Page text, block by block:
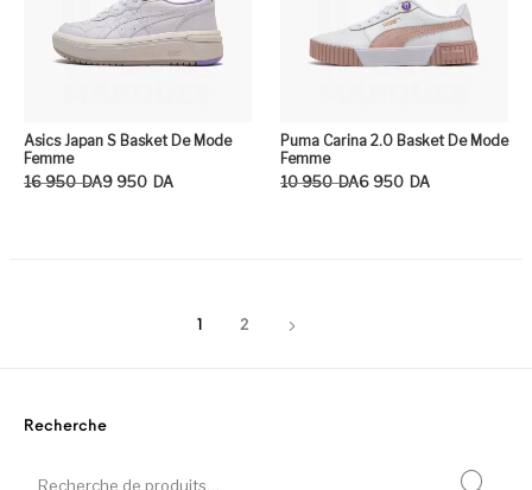
Asics Japan S Basket De Mode
Femme
16 950 DA
Le prix initial était : 16 950DA.
9 950 DA
Le prix actuel est : 9 950DA.
Puma Carina 2.0 Basket De Mode
Femme
10 950 DA
Le prix initial était : 10 950DA.
6 950 DA
Le prix actuel est : 6 950DA.
1 2
Recherche